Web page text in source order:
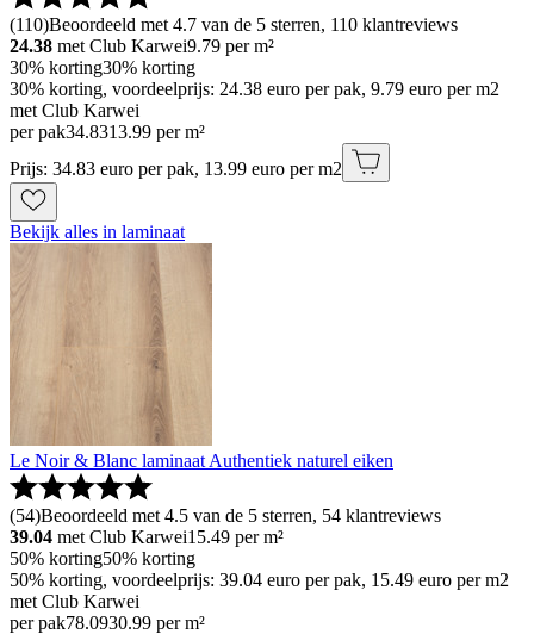
(110)Beoordeeld met 4.7 van de 5 sterren, 110 klantreviews
24.38 met Club Karwei9.79 per m²
30% korting30% korting
30% korting, voordeelprijs: 24.38 euro per pak, 9.79 euro per m2
met Club Karwei
per pak34.8313.99 per m²
Prijs: 34.83 euro per pak, 13.99 euro per m2
Bekijk alles in laminaat
Le Noir & Blanc laminaat Authentiek naturel eiken
(54)Beoordeeld met 4.5 van de 5 sterren, 54 klantreviews
39.04 met Club Karwei15.49 per m²
50% korting50% korting
50% korting, voordeelprijs: 39.04 euro per pak, 15.49 euro per m2
met Club Karwei
per pak78.0930.99 per m²